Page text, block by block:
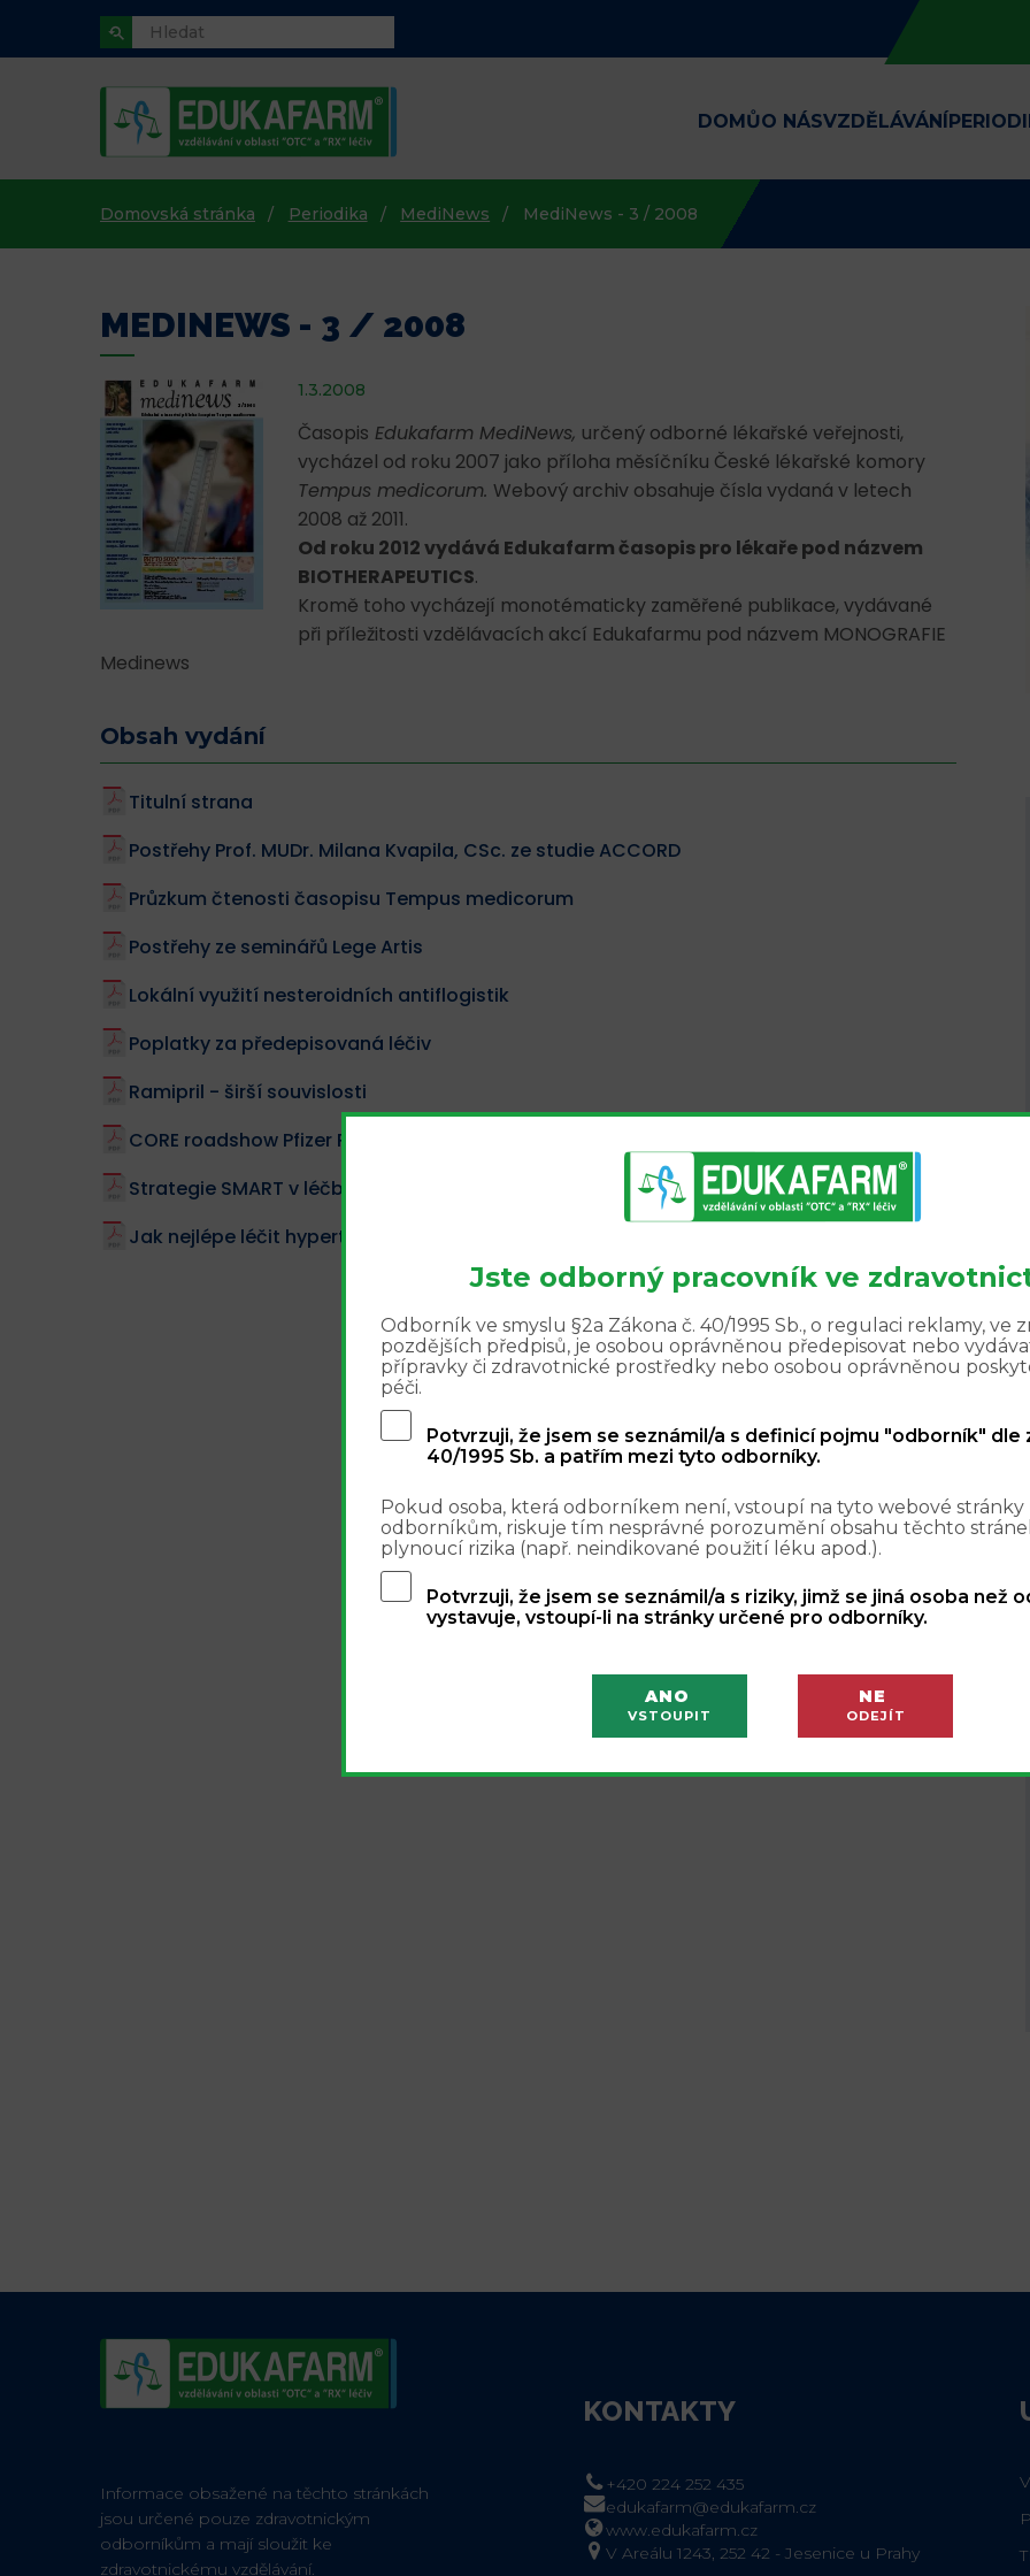
DOMŮO NÁSVZDĚLÁVÁNÍ
Domovská stránka Periodika MediNews MediNews - 3 / 2008
MEDINEWS - 3 / 2008
1.3.2008
Časopis Edukafarm MediNews, určený odborné lékařské veřejnosti,
vycházel od roku 2007 jako příloha měsíčníku České lékařské komory
Tempus medicorum. Webový archiv obsahuje čísla vydaná v letech
2008 až 2011.
Od roku 2012 vydává Edukafarm časopis pro lékaře pod názvem
BIOTHERAPEUTICS.
Kromě toho vycházejí monotématicky zaměřené publikace, vydávané
při příležitosti vzdělávacích akcí Edukafarmu pod názvem MONOGRAFIE
Medinews
Obsah vydání
Titulní strana
Postřehy Prof. MUDr. Milana Kvapila, CSc. ze studie ACCORD
Průzkum čtenosti časopisu Tempus medicorum
Postřehy ze seminářů Lege Artis
Lokální využití nesteroidních antiflogistik
Poplatky za předepisovaná léčiv
Ramipril - širší souvislosti
CORE roadshow Pfizer Praha, 20.2.2008
Strategie SMART v léčbě astmatu
Jak nejlépe léčit hypertenzi u nemocných s metabolickým syndromem?
Informace obsažené na těchto stránkách
jsou určené pouze zdravotnickým
odborníkům a mají sloužit ke
zdravotnickému vzdělávání.
KONTAKTY
+420 224 252 435
edukafarm@edukafarm.cz
www.edukafarm.cz
V Areálu 1243, 252 42 - Jesenice u Prahy
Jste odborný pracovník ve
Odborník ve smyslu §2a Zákona č. 40/1995 Sb., o regulaci reklamy, ve
pozdějších předpisů, je osobou oprávněnou předepisovat nebo
přípravky či zdravotnické prostředky nebo osobou oprávněnou
péči.
Potvrzuji, že jsem se seznámil/a s definicí pojmu "odborník" dle
40/1995 Sb. a patřím mezi tyto odborníky.
Pokud osoba, která odborníkem není, vstoupí na tyto webové
odborníkům, riskuje tím nesprávné porozumění obsahu těchto
plynoucí rizika (např. neindikované použití léku apod.).
Potvrzuji, že jsem se seznámil/a s riziky, jimž se jiná osoba než
vystavuje, vstoupí-li na stránky určené pro odborníky.
ANO
VSTOUPIT
NE
ODEJÍT